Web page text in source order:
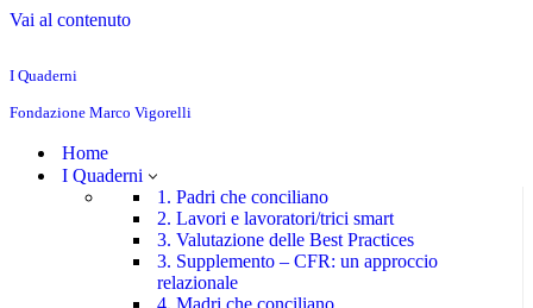
Vai al contenuto
I Quaderni
Fondazione Marco Vigorelli
Home
I Quaderni
1. Padri che conciliano
2. Lavori e lavoratori/trici smart
3. Valutazione delle Best Practices
3. Supplemento – CFR: un approccio
relazionale
4. Madri che conciliano